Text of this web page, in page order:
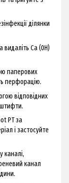
ділянки
видаліть Са (0Н)
паперових
перфорацію.
відповідних
штифти.
PT за
і застосуйте
каналі,
канал